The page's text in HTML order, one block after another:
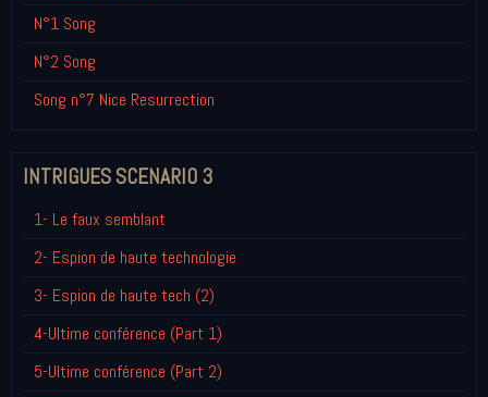
N°1 Song
N°2 Song
Song n°7 Nice Resurrection
INTRIGUES SCENARIO 3
1- Le faux semblant
2- Espion de haute technologie
3- Espion de haute tech (2)
4-Ultime conférence (Part 1)
5-Ultime conférence (Part 2)